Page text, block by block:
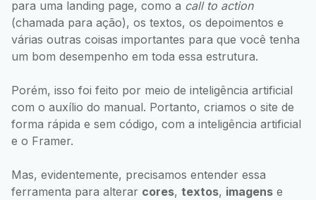
para uma landing page, como a call to action
(chamada para ação), os textos, os depoimentos e
várias outras coisas importantes para que você tenha
um bom desempenho em toda essa estrutura.
Porém, isso foi feito por meio de inteligência artificial
com o auxílio do manual. Portanto, criamos o site de
forma rápida e sem código, com a inteligência artificial
e o Framer.
Mas, evidentemente, precisamos entender essa
ferramenta para alterar cores, textos, imagens e